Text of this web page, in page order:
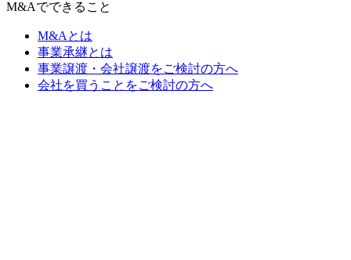
M&Aでできること
M&Aとは
事業承継とは
事業譲渡・会社譲渡をご検討の方へ
会社を買うことをご検討の方へ